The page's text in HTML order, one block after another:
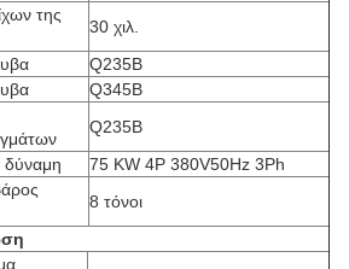
της
30 χιλ.
Q235B
Q345B
Q235B
δύναμη
75 KW 4P 380V50Hz 3Ph
8 τόνοι